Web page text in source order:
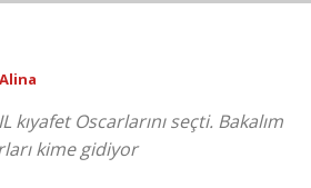
Alina
kıyafet Oscarlarını seçti. Bakalım
kime gidiyor